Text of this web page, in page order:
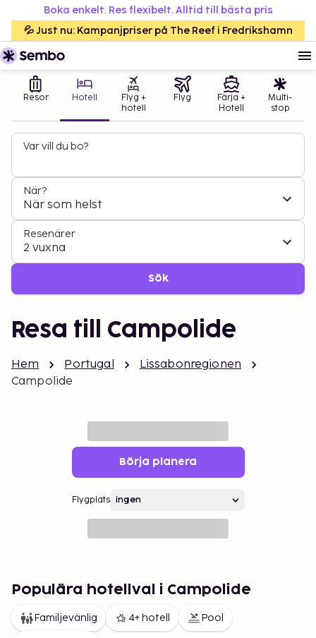
Boka enkelt. Res flexibelt. Alltid till bästa pris
💦 Just nu: Kampanjpriser på The Reef i Fredrikshamn
Resor Hotell
Flyg +
hotell
Flyg
Färja +
Hotell
Multi-
stop
Var vill du bo?
När?
När som helst
Resenärer
2 vuxna
Sök
Resa till Campolide
Hem Portugal
Lissabonregionen
Campolide
Börja planera
Flygplats
Populära hotellval i Campolide
Familjevänlig 4+ hotell Pool